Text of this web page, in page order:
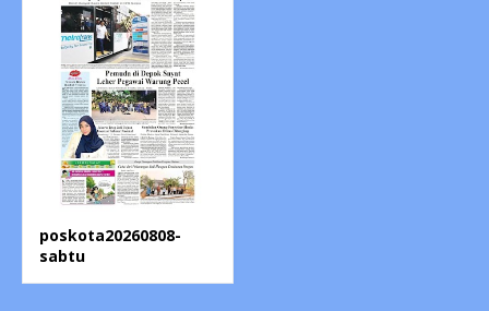
poskota20260808-
sabtu